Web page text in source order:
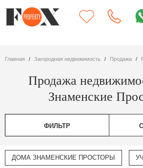
Главная Загородная недвижимость Продажа
Продажа
Знаменские
ФИЛЬТР
ДОМА ЗНАМЕНСКИЕ ПРОСТОРЫ